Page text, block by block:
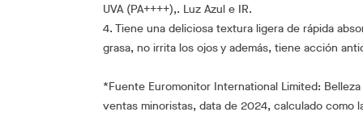
UVA (PA++++),. Luz Azul e IR.
4. Tiene una deliciosa textura ligera de rápida
grasa, no irrita los ojos y además, tiene acción
*Fuente Euromonitor International Limited:
ventas minoristas, data de 2024, calculado como